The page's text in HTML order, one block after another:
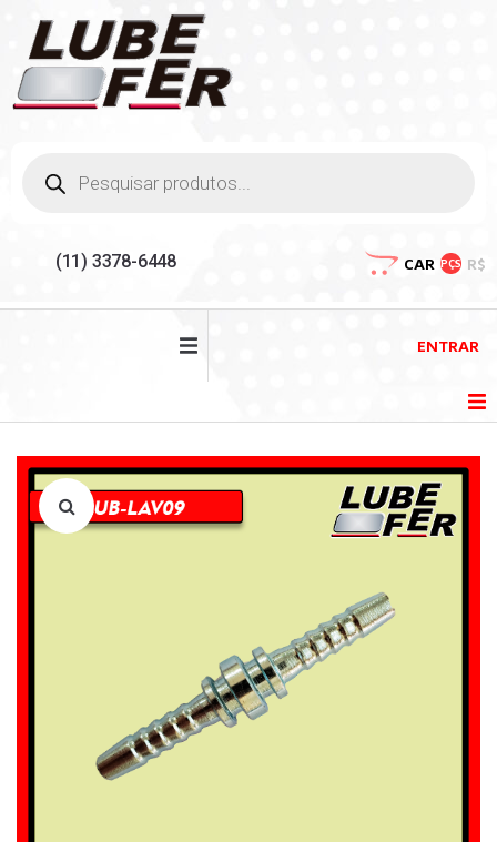
(11) 3378-6448 CAR PÇS R$
LOJA
ENTRAR